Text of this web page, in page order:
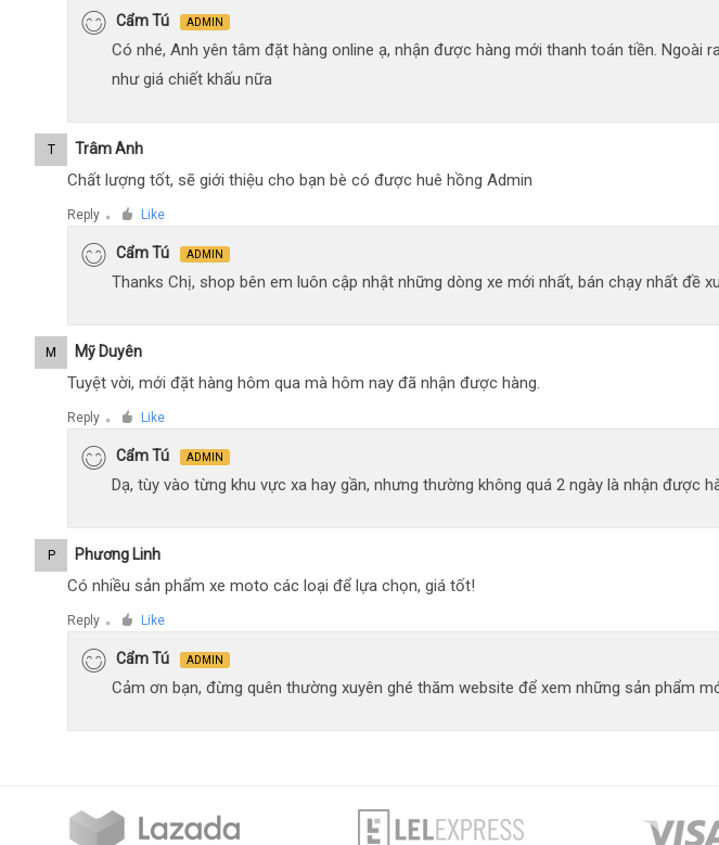
Cẩm Tú ADMIN
Có nhé, Anh yên tâm đặt hàng online ạ, nhận được hàng mới thanh toán tiền. Ngoài
như giá chiết khấu nữa
T Trâm Anh
Chất lượng tốt, sẽ giới thiệu cho bạn bè có được huê hồng Admin
Reply ● Like
Cẩm Tú ADMIN
Thanks Chị, shop bên em luôn cập nhật những dòng xe mới nhất, bán chạy nhất đề
M Mỹ Duyên
Tuyệt vời, mới đặt hàng hôm qua mà hôm nay đã nhận được hàng.
Reply ● Like
Cẩm Tú ADMIN
Dạ, tùy vào từng khu vực xa hay gần, nhưng thường không quá 2 ngày là nhận được
P Phương Linh
Có nhiều sản phẩm xe moto các loại để lựa chọn, giá tốt!
Reply ● Like
Cẩm Tú ADMIN
Cảm ơn bạn, đừng quên thường xuyên ghé thăm website để xem những sản phẩm